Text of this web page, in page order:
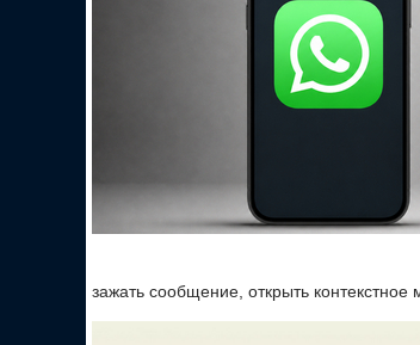
зажать сообщение, открыть